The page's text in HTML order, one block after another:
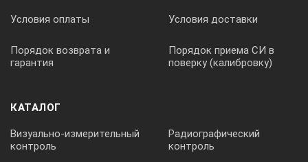
Условия оплаты Условия доставки
Порядок возврата и
гарантия
Порядок приема СИ в
поверку (калибровку)
КАТАЛОГ
Визуально-измерительный
контроль
Радиографический
контроль